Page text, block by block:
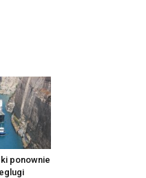
ponownie